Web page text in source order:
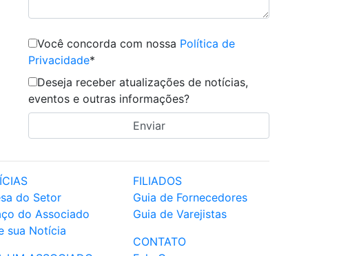
Você concorda com nossa Política de
Privacidade*
Deseja receber atualizações de notícias,
eventos e outras informações?
do Setor
do Associado
sua Notícia
FILIADOS
Guia de Fornecedores
Guia de Varejistas
CONTATO